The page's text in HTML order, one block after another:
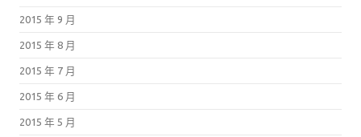
2015 年 9 月
2015 年 8 月
2015 年 7 月
2015 年 6 月
2015 年 5 月